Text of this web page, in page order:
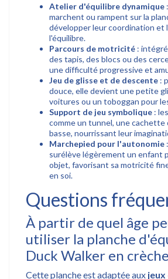
Atelier d'équilibre dynamique
marchent ou rampent sur la
développer leur coordination et
l'équilibre.
Parcours de motricité :
des tapis, des blocs ou des
une difficulté progressive et
Jeu de glisse et de descente :
douce, elle devient une petite
voitures ou un toboggan pour
Support de jeu symbolique :
comme un tunnel, une cachette
basse, nourrissant leur
Marchepied pour l'autonomie
surélève légèrement un enfant
objet, favorisant sa motricité
en soi.
Questions
À partir de quel âge
utiliser la planche
Duck Walker en
Cette planche est adaptée aux jeux